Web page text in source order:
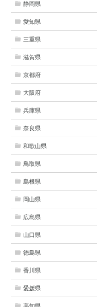
静岡県
愛知県
三重県
滋賀県
京都府
大阪府
兵庫県
奈良県
和歌山県
鳥取県
島根県
岡山県
広島県
山口県
徳島県
香川県
愛媛県